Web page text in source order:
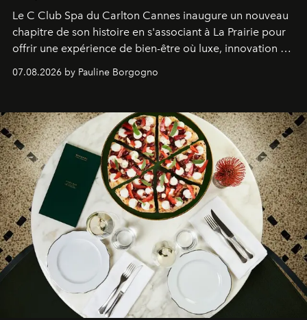
Le C Club Spa du Carlton Cannes inaugure un nouveau
chapitre de son histoire en s'associant à La Prairie pour
offrir une expérience de bien-être où luxe, innovation et
expertise se rencontrent.
07.08.2026 by Pauline Borgogno